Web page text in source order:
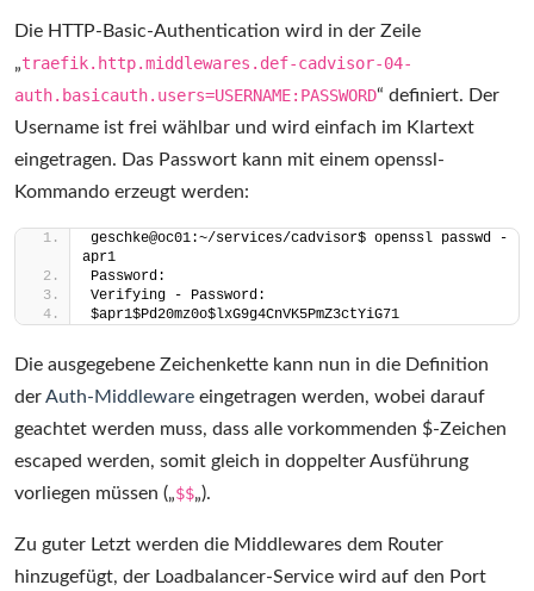
Die HTTP-Basic-Authentication wird in der Zeile
„traefik.http.middlewares.def-cadvisor-04-
auth.basicauth.users=USERNAME:PASSWORD“ definiert. Der
Username ist frei wählbar und wird einfach im Klartext
eingetragen. Das Passwort kann mit einem openssl-
Kommando erzeugt werden:
geschke@oc01:~/services/cadvisor$ openssl passwd -
apr1
Password:
Verifying - Password:
$apr1$Pd20mz0o$lxG9g4CnVK5PmZ3ctYiG71
Die ausgegebene Zeichenkette kann nun in die Definition
derAuth-Middleware eingetragen werden, wobei darauf
geachtet werden muss, dass alle vorkommenden $-Zeichen
escaped werden, somit gleich in doppelter Ausführung
vorliegen müssen („$$„).
Zu guter Letzt werden die Middlewares dem Router
hinzugefügt, der Loadbalancer-Service wird auf den Port